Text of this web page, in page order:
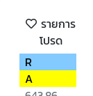
รายการ
โปรด
R
A